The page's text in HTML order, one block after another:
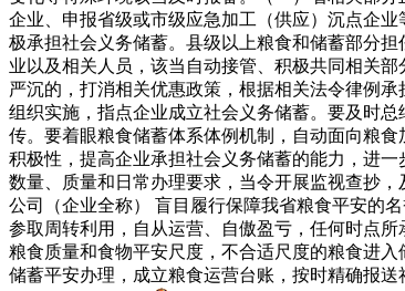
企业、申报省级或市级应急加工（供应）沉点企
极承担社会义务储蓄。县级以上粮食和储蓄部分
业以及相关人员，该当自动接管、积极共同相关
严沉的，打消相关优惠政策，根据相关法令律例
组织实施，指点企业成立社会义务储蓄。要及时
传。要着眼粮食储蓄体系体例机制，自动面向粮
积极性，提高企业承担社会义务储蓄的能力，进
数量、质量和日常办理要求，当令开展监视查抄
公司（企业全称） 盲目履行保障我省粮食平安的
参取周转利用，自从运营、自傲盈亏，任何时点
粮食质量和食物平安尺度，不合适尺度的粮食进
储蓄平安办理，成立粮食运营台账，按时精确报